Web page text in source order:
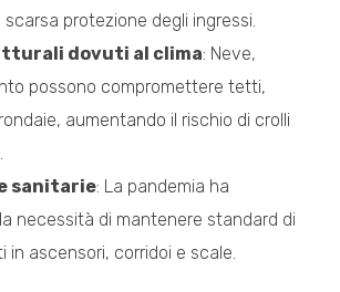
protezione degli ingressi.
dovuti al clima: Neve,
possono compromettere tetti,
aumentando il rischio di crolli
sanitarie: La pandemia ha
necessità di mantenere standard di
in ascensori, corridoi e scale.